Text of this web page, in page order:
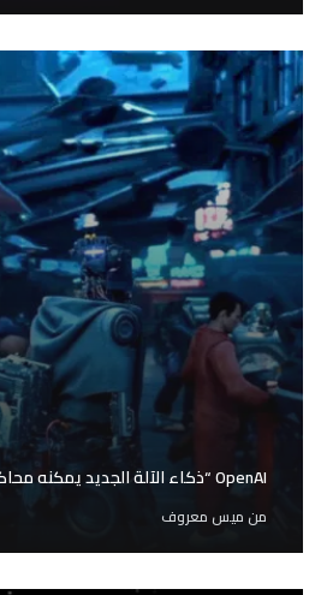
OpenAI “ذكاء الآلة الجديد يمكنه محاكاة العوالم”
من ميس معروف